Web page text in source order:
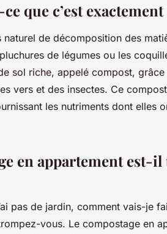
que c’est exactement
de décomposition des
de légumes ou les
sol riche, appelé compost,
vers et des insectes. Ce
les nutriments dont elles
en appartement est-il
pas de jardin, comment vais-je
vous. Le compostage en